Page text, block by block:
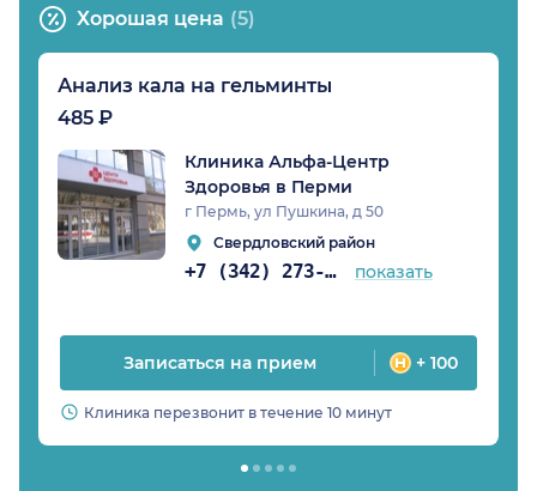
Хорошая цена (5)
Анализ кала на гельминты
485 ₽
Клиника Альфа-Центр
Здоровья в Перми
г Пермь, ул Пушкина, д 50
Свердловский район
+7 (342) 273-82-37 показать
Записаться на прием + 100
Клиника перезвонит в течение 10 минут